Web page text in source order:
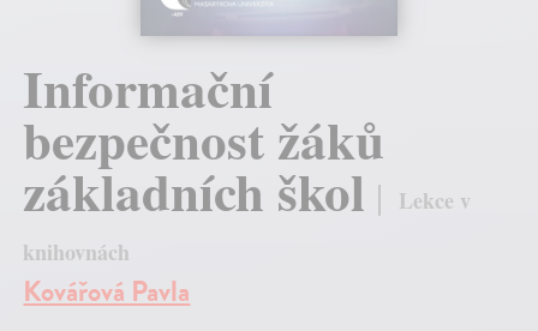
Informační
bezpečnost žáků
základních škol
Lekce v
knihovnách
Kovářová Pavla